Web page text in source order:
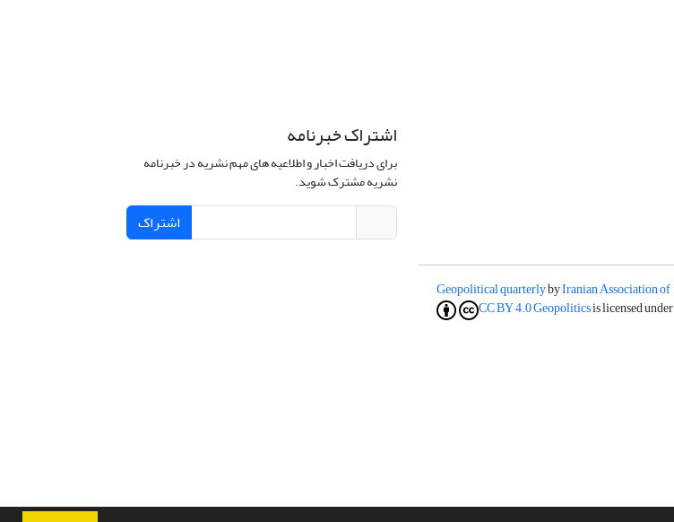
Geopolitical quarterlybyIranian Association of
Geopoliticsis licensed under
CC BY 4.0
اشتراک خبرنامه
برای دریافت اخبار و اطلاعیه های مهم نشریه در خبرنامه
نشریه مشترک شوید.
اشتراک